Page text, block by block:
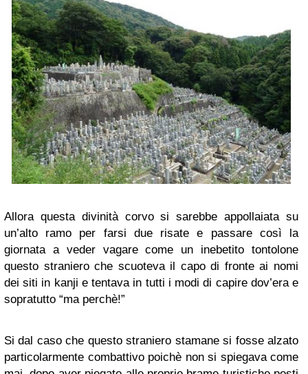
Allora questa divinità corvo si sarebbe appollaiata su
un’alto ramo per farsi due risate e passare così la
giornata a veder vagare come un inebetito tontolone
questo straniero che scuoteva il capo di fronte ai nomi
dei siti in kanji e tentava in tutti i modi di capire dov’era e
sopratutto “ma perchè!”
Si dal caso che questo straniero stamane si fosse alzato
particolarmente combattivo poichè non si spiegava come